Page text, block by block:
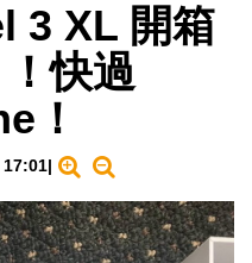
3 XL 開箱
快過
！
17:01|